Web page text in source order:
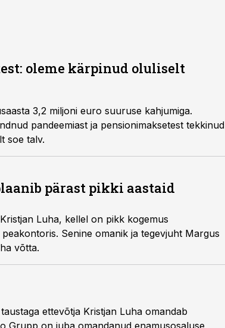
oleme kärpinud oluliselt
3,2 miljoni euro suuruse kahjumiga.
pandeemiast ja pensionimaksetest tekkinud
soe talv.
pärast pikki aastaid
Luha, kellel on pikk kogemus
Senine omanik ja tegevjuht Margus
võtta.
ettevõtja Kristjan Luha omandab
Grupp on juba omandanud enamusosaluse